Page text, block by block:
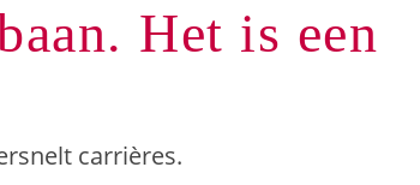
Het is een
carrières.